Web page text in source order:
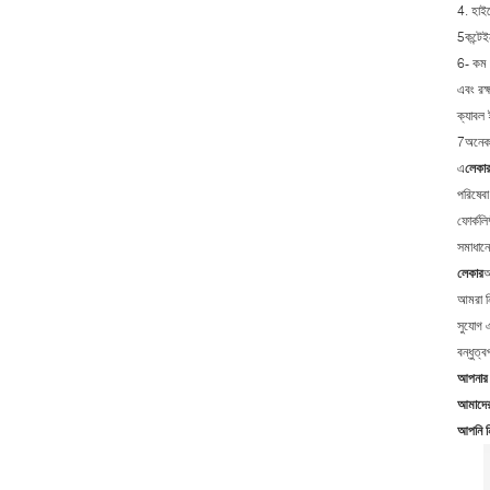
4.
6- কম
এবং
ক্যাবল
7অনেক
এলেকার
লেকার
আমরা
সুযোগ
আপনার
আপনি